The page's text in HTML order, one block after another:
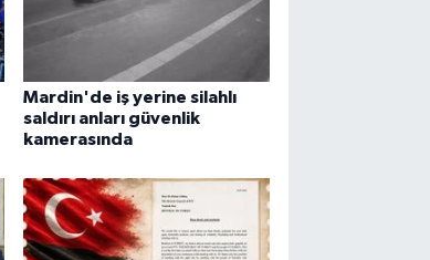
Mardin'de iş yerine silahlı
saldırı anları güvenlik
kamerasında